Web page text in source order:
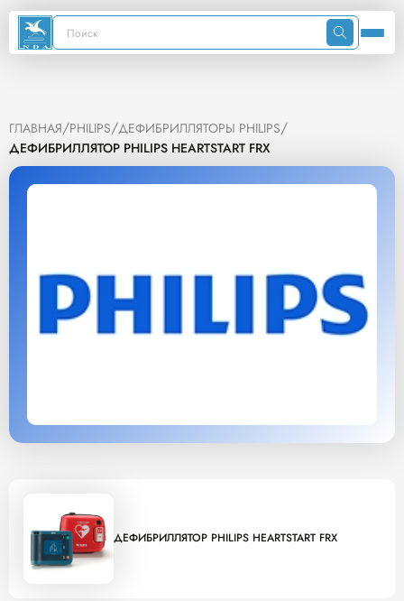
ГЛАВНАЯ/PHILIPS/ДЕФИБРИЛЛЯТОРЫ PHILIPS/
ДЕФИБРИЛЛЯТОР PHILIPS HEARTSTART FRX
ДЕФИБРИЛЛЯТОР PHILIPS HEARTSTART FRX